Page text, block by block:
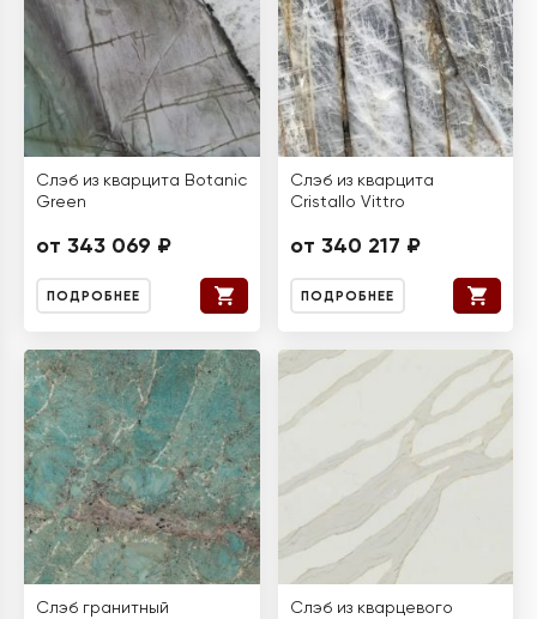
Слэб из кварцита Botanic
Green
от 343 069 ₽
ПОДРОБНЕЕ
Слэб из кварцита
Cristallo Vittro
от 340 217 ₽
ПОДРОБНЕЕ
Слэб гранитный
Слэб из кварцевого